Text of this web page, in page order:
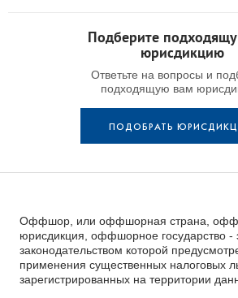
Подберите
юрисдикцию
Ответьте на вопросы и
подходящую вам
ПОДОБРАТЬ
Оффшор, или оффшорная страна,
юрисдикция, оффшорное государство -
законодательством которой
применения существенных налоговых
зарегистрированных на территории